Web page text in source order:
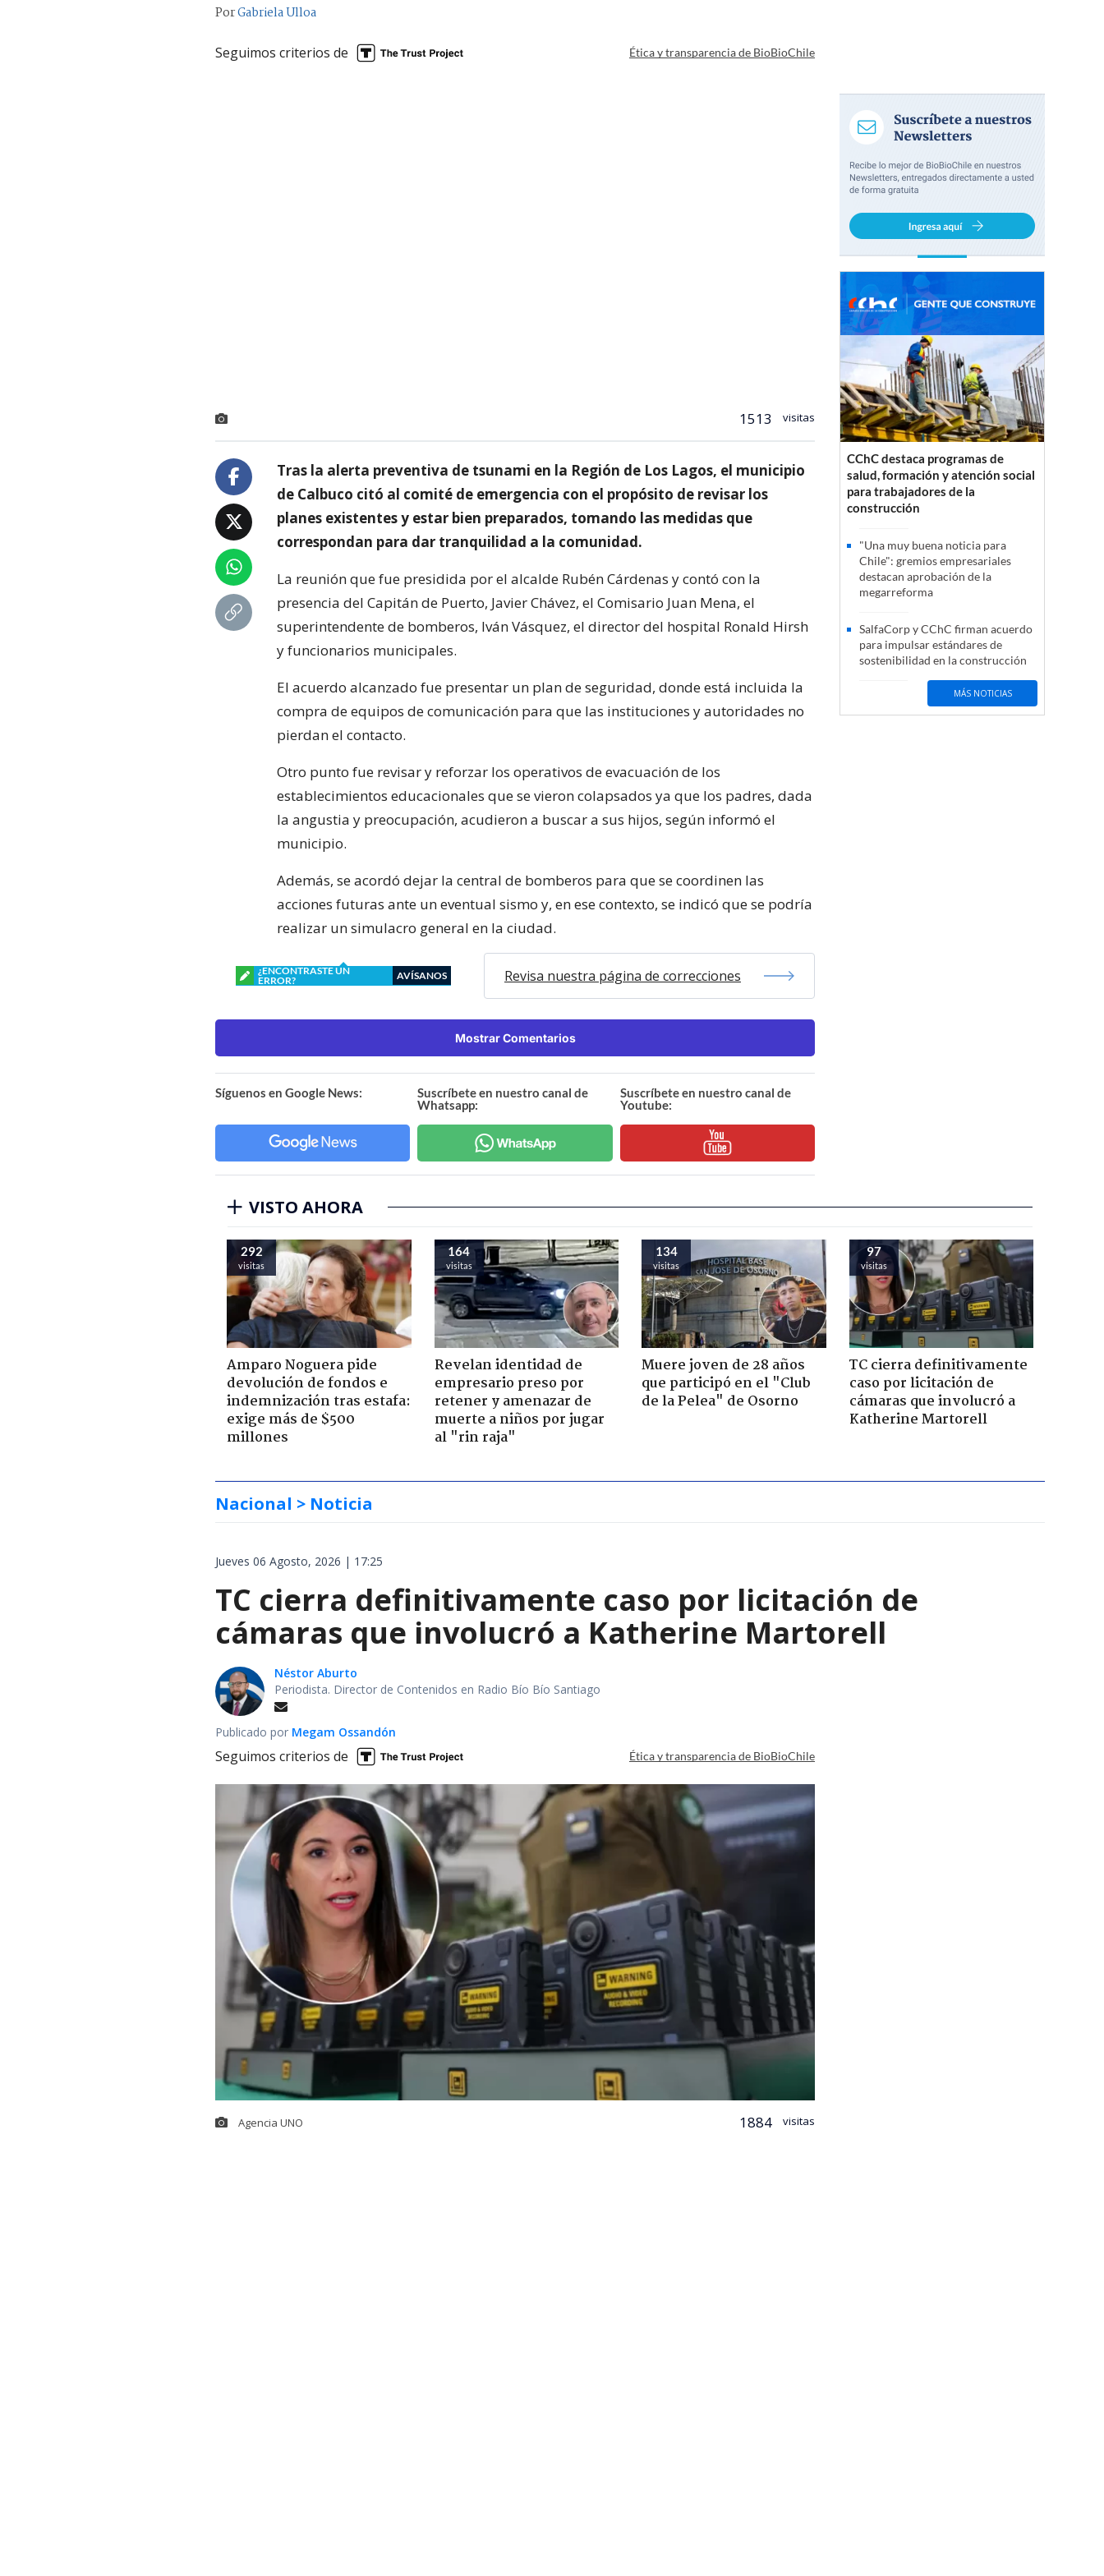
PorGabriela Ulloa
Seguimos criterios de Ética y transparencia de BioBioChile
1513 visitas
Tras la alerta preventiva de tsunami en la Región de Los Lagos, el municipio
de Calbuco citó al comité de emergencia con el propósito de revisar los
planes existentes y estar bien preparados, tomando las medidas que
correspondan para dar tranquilidad a la comunidad.
La reunión que fue presidida por el alcalde Rubén Cárdenas y contó con la
presencia del Capitán de Puerto, Javier Chávez, el Comisario Juan Mena, el
superintendente de bomberos, Iván Vásquez, el director del hospital Ronald Hirsh
y funcionarios municipales.
El acuerdo alcanzado fue presentar un plan de seguridad, donde está incluida la
compra de equipos de comunicación para que las instituciones y autoridades no
pierdan el contacto.
Otro punto fue revisar y reforzar los operativos de evacuación de los
establecimientos educacionales que se vieron colapsados ya que los padres, dada
la angustia y preocupación, acudieron a buscar a sus hijos, según informó el
municipio.
Además, se acordó dejar la central de bomberos para que se coordinen las
acciones futuras ante un eventual sismo y, en ese contexto, se indicó que se podría
realizar un simulacro general en la ciudad.
¿ENCONTRASTE UN
ERROR?
AVÍSANOS Revisa nuestra página de correcciones
Mostrar Comentarios
Síguenos en Google News:
Suscríbete en nuestro canal de
Whatsapp:
Suscríbete en nuestro canal de
Youtube:
CChC destaca programas de
salud, formación y atención social
para trabajadores de la
construcción
"Una muy buena noticia para
Chile": gremios empresariales
destacan aprobación de la
megarreforma
SalfaCorp y CChC firman acuerdo
para impulsar estándares de
sostenibilidad en la construcción
MÁS NOTICIAS
VISTO AHORA
292
visitas
Amparo Noguera pide
devolución de fondos e
indemnización tras estafa:
exige más de $500
millones
164
visitas
Revelan identidad de
empresario preso por
retener y amenazar de
muerte a niños por jugar
al "rin raja"
134
visitas
Muere joven de 28 años
que participó en el "Club
de la Pelea" de Osorno
97
visitas
TC cierra definitivamente
caso por licitación de
cámaras que involucró a
Katherine Martorell
Nacional > Noticia
Jueves 06 Agosto, 2026 | 17:25
TC cierra definitivamente caso por licitación de
cámaras que involucró a Katherine Martorell
Néstor Aburto
Periodista. Director de Contenidos en Radio Bío Bío Santiago
Publicado por Megam Ossandón
Seguimos criterios de Ética y transparencia de BioBioChile
Agencia UNO 1884 visitas